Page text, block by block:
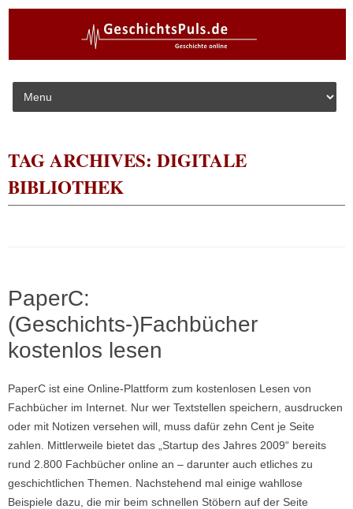
Skip to content
TAG ARCHIVES: DIGITALE
BIBLIOTHEK
PaperC:
(Geschichts-)Fachbücher
kostenlos lesen
PaperC ist eine Online-Plattform zum kostenlosen Lesen von
Fachbücher im Internet. Nur wer Textstellen speichern, ausdrucken
oder mit Notizen versehen will, muss dafür zehn Cent je Seite
zahlen. Mittlerweile bietet das „Startup des Jahres 2009“ bereits
rund 2.800 Fachbücher online an – darunter auch etliches zu
geschichtlichen Themen. Nachstehend mal einige wahllose
Beispiele dazu, die mir beim schnellen Stöbern auf der Seite